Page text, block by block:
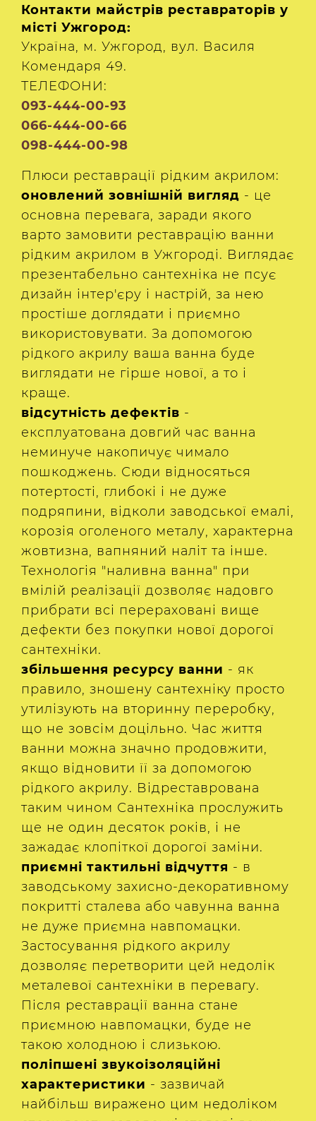
Контакти майстрів реставраторів у
місті Ужгород:
Україна, м. Ужгород, вул. Василя
Комендаря 49.
ТЕЛЕФОНИ:
093-444-00-93
066-444-00-66
098-444-00-98
Плюси реставрації рідким акрилом:
оновлений зовнішній вигляд - це
основна перевага, заради якого
варто замовити реставрацію ванни
рідким акрилом в Ужгороді. Виглядає
презентабельно сантехніка не псує
дизайн інтер'єру і настрій, за нею
простіше доглядати і приємно
використовувати. За допомогою
рідкого акрилу ваша ванна буде
виглядати не гірше нової, а то і
краще.
відсутність дефектів -
експлуатована довгий час ванна
неминуче накопичує чимало
пошкоджень. Сюди відносяться
потертості, глибокі і не дуже
подряпини, відколи заводської емалі,
корозія оголеного металу, характерна
жовтизна, вапняний наліт та інше.
Технологія "наливна ванна" при
вмілій реалізації дозволяє надовго
прибрати всі перераховані вище
дефекти без покупки нової дорогої
сантехніки.
збільшення ресурсу ванни - як
правило, зношену сантехніку просто
утилізують на вторинну переробку,
що не зовсім доцільно. Час життя
ванни можна значно продовжити,
якщо відновити її за допомогою
рідкого акрилу. Відреставрована
таким чином Сантехніка прослужить
ще не один десяток років, і не
зажадає клопіткої дорогої заміни.
приємні тактильні відчуття - в
заводському захисно-декоративному
покритті сталева або чавунна ванна
не дуже приємна навпомацки.
Застосування рідкого акрилу
дозволяє перетворити цей недолік
металевої сантехніки в перевагу.
Після реставрації ванна стане
приємною навпомацки, буде не
такою холодною і слизькою.
поліпшені звукоізоляційні
характеристики - зазвичай
найбільш виражено цим недоліком